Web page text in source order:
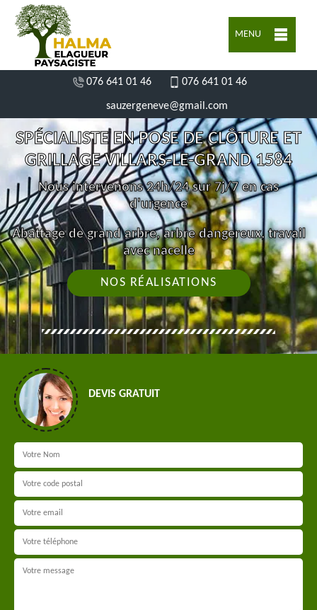
MENU
076 641 01 46 076 641 01 46
sauzergeneve@gmail.com
SPÉCIALISTE EN POSE DE CLÔTURE ET
GRILLAGE VILLARS-LE-GRAND 1584
Nous intervenons 24h/24 sur 7j/7 en cas
d'urgence
Abattage de grand arbre, arbre dangereux, travail
avec nacelle
NOS RÉALISATIONS
DEVIS GRATUIT